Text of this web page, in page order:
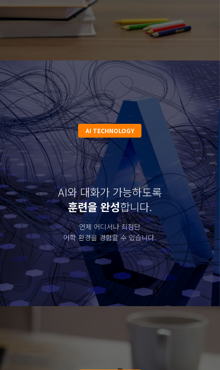
영어 하나 바꿨을 뿐인데,
전 과목 성적이 바뀝니다.
단순 공부가 아닌 '말하는
훈련'이 뇌를 깨웁니다.
✔ 학습 자신감: 영어가 터지면 공부에 속도가 붙습
AI TECHNOLOGY
AI와 대화가 가능하도록
훈련을 완성합니다.
언제 어디서나 최첨단
어학 환경을 경험할 수 있습니다.